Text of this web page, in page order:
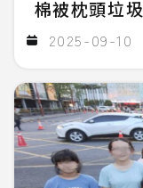
棉被枕頭垃
2025-09-10